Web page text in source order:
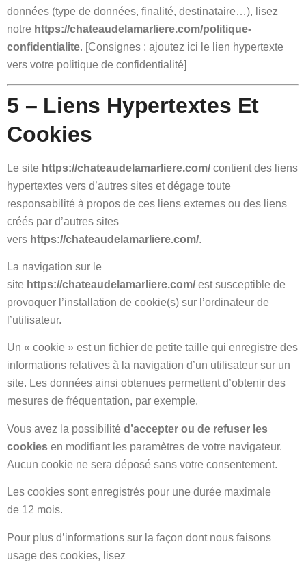
données (type de données, finalité, destinataire…), lisez
notre https://chateaudelamarliere.com/politique-
confidentialite. [Consignes : ajoutez ici le lien hypertexte
vers votre politique de confidentialité]
5 – Liens Hypertextes Et
Cookies
Le site https://chateaudelamarliere.com/contient des liens
hypertextes vers d’autres sites et dégage toute
responsabilité à propos de ces liens externes ou des liens
créés par d’autres sites
vers https://chateaudelamarliere.com/.
La navigation sur le
site https://chateaudelamarliere.com/est susceptible de
provoquer l’installation de cookie(s) sur l’ordinateur de
l’utilisateur.
Un « cookie » est un fichier de petite taille qui enregistre des
informations relatives à la navigation d’un utilisateur sur un
site. Les données ainsi obtenues permettent d’obtenir des
mesures de fréquentation, par exemple.
Vous avez la possibilité d’accepter ou de refuser les
cookies en modifiant les paramètres de votre navigateur.
Aucun cookie ne sera déposé sans votre consentement.
Les cookies sont enregistrés pour une durée maximale
de 12 mois.
Pour plus d’informations sur la façon dont nous faisons
usage des cookies, lisez